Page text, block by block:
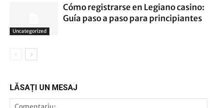
Uncategorized
Cómo registrarse en Legiano casino:
Guía paso a paso para principiantes
LĂSAȚI UN MESAJ